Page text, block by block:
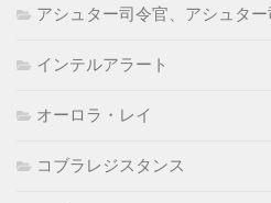
アシュター司令官、アシュタ
インテルアラート
オーロラ・レイ
コブラレジスタンス